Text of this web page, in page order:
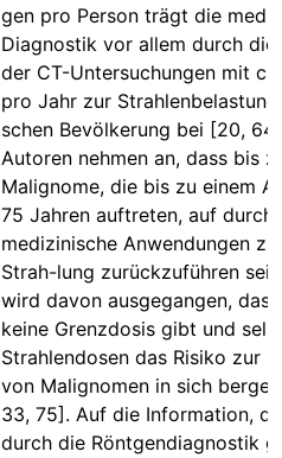
gen pro Person trägt die
Diagnostik vor allem durch die
der CT-Untersuchungen mit
pro Jahr zur
schen Bevölkerung bei [20,
Autoren nehmen an, dass bis
Malignome, die bis zu einem
75 Jahren auftreten, auf durch
medizinische Anwendungen
Strah-lung zurückzuführen
wird davon ausgegangen,
keine Grenzdosis gibt und
Strahlendosen das Risiko zur
von Malignomen in sich
33, 75]. Auf die Information,
durch die Röntgendiagnostik